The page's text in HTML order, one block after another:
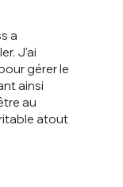
a
J'ai
gérer le
ainsi
au
atout